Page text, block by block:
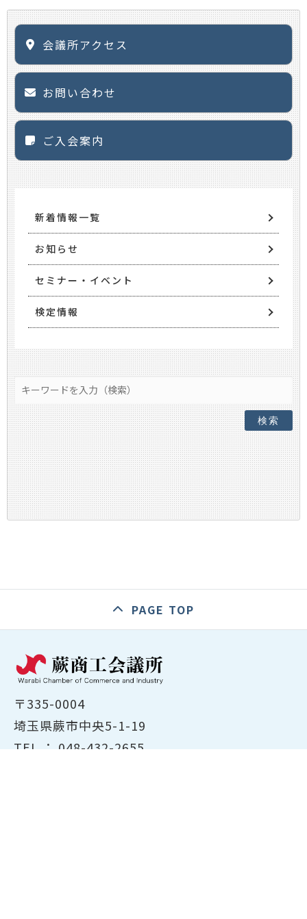
会議所アクセス
お問い合わせ
ご入会案内
新着情報一覧
お知らせ
セミナー・イベント
検定情報
検索
PAGE TOP
〒335-0004
埼玉県蕨市中央5-1-19
TEL ： 048-432-2655